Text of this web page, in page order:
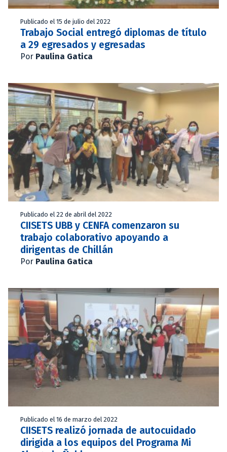
Publicado el 15 de julio del 2022
Trabajo Social entregó diplomas de título
a 29 egresados y egresadas
Por Paulina Gatica
Publicado el 22 de abril del 2022
CIISETS UBB y CENFA comenzaron su
trabajo colaborativo apoyando a
dirigentas de Chillán
Por Paulina Gatica
Publicado el 16 de marzo del 2022
CIISETS realizó jornada de autocuidado
dirigida a los equipos del Programa Mi